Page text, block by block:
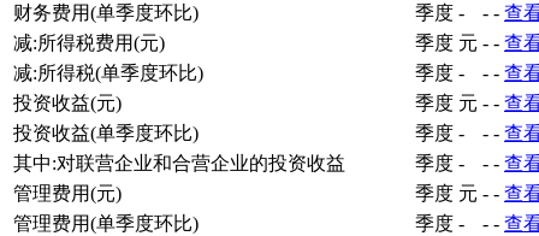
财务费用(单季度环比)
季度 - - - 查
减:所得税费用(元)
季度 元 - - 查
减:所得税(单季度环比)
季度 - - - 查
投资收益(元)
季度 元 - - 查
投资收益(单季度环比)
季度 - - - 查
其中:对联营企业和合营企业的投资收益
季度 - - - 查
管理费用(元)
季度 元 - - 查
管理费用(单季度环比)
季度 - - - 查